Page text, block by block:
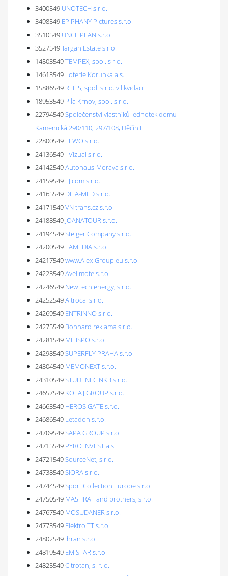
3400549 UNOTECH s.r.o.
3498549 EPIPHANY Pictures s.r.o.
3510549 UNCE PLAN s.r.o.
3527549Targan Estate s.r.o.
14503549TEMPEX, spol. s r.o.
14613549 Loterie Korunka a.s.
15886549 REFIS, spol. s r.o. v likvidaci
18953549 Pila Krnov, spol. s r.o.
22794549Společenství vlastníků jednotek domu
Kamenická 290/110, 297/108, Děčín II
22800549 ELWO s.r.o.
24136549 i-Vizual s.r.o.
24142549Autohaus-Morava s.r.o.
24159549 EJ.com s.r.o.
24165549 DITA-MED s.r.o.
24171549VN trans.cz s.r.o.
24188549 JOANATOUR s.r.o.
24194549Steiger Company s.r.o.
24200549 FAMEDIA s.r.o.
24217549www.Alex-Group.eu s.r.o.
24223549Avelimote s.r.o.
24246549 New tech energy, s.r.o.
24252549Altrocal s.r.o.
24269549 ENTRINNO s.r.o.
24275549 Bonnard reklama s.r.o.
24281549 MIFISPO s.r.o.
24298549SUPERFLY PRAHA s.r.o.
24304549 MEMONEXT s.r.o.
24310549STUDENEC NKB s.r.o.
24657549 KOLAJ GROUP s.r.o.
24663549 HEROS GATE s.r.o.
24686549 Letadon s.r.o.
24709549SAPA GROUP s.r.o.
24715549 PYRO INVEST a.s.
24721549SourceNet, s.r.o.
24738549SIORA s.r.o.
24744549Sport Collection Europe s.r.o.
24750549 MASHRAF and brothers, s.r.o.
24767549 MOSUDANER s.r.o.
24773549 Elektro TT s.r.o.
24802549 Ihran s.r.o.
24819549 EMISTAR s.r.o.
24825549Citrotan, s. r. o.